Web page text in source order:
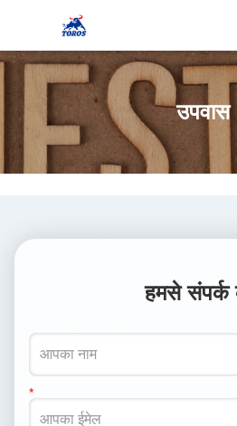
उपवास
हमसे संपर्क